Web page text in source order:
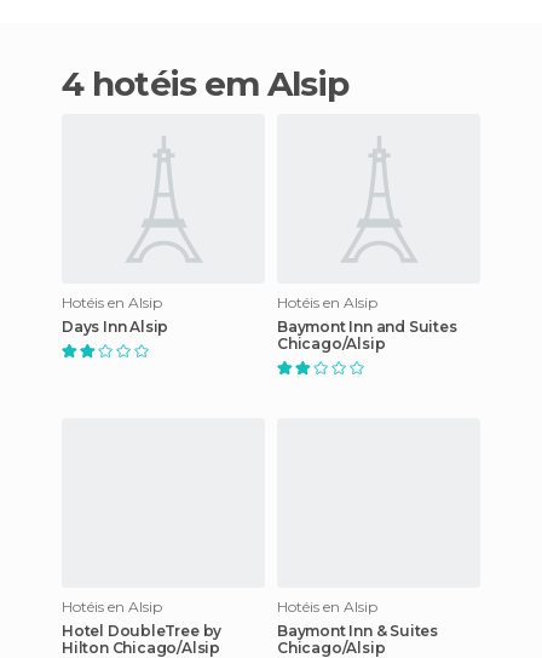
4 hotéis em Alsip
Hotéis en Alsip
Days Inn Alsip
Hotéis en Alsip
Baymont Inn and Suites
Chicago/Alsip
Hotéis en Alsip
Hotel DoubleTree by
Hilton Chicago/Alsip
Hotéis en Alsip
Baymont Inn & Suites
Chicago/Alsip